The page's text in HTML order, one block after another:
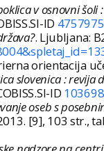
v osnovni šoli
ID 4757975
. Ljubljana:
orientacija
slovenica : revija
ID
oseb s
[9], 103 str.,